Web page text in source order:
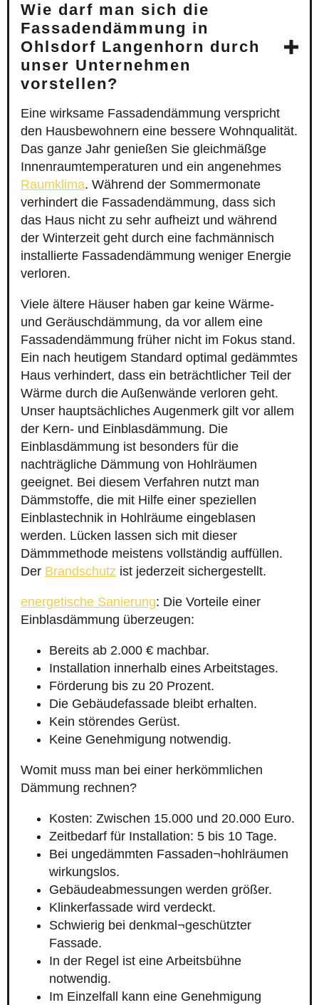
Wie darf man sich die
Fassadendämmung in
Ohlsdorf Langenhorn durch
unser Unternehmen
vorstellen?
Eine wirksame Fassadendämmung verspricht
den Hausbewohnern eine bessere Wohnqualität.
Das ganze Jahr genießen Sie gleichmäßge
Innenraumtemperaturen und ein angenehmes
Raumklima. Während der Sommermonate
verhindert die Fassadendämmung, dass sich
das Haus nicht zu sehr aufheizt und während
der Winterzeit geht durch eine fachmännisch
installierte Fassadendämmung weniger Energie
verloren.
Viele ältere Häuser haben gar keine Wärme-
und Geräuschdämmung, da vor allem eine
Fassadendämmung früher nicht im Fokus stand.
Ein nach heutigem Standard optimal gedämmtes
Haus verhindert, dass ein beträchtlicher Teil der
Wärme durch die Außenwände verloren geht.
Unser hauptsächliches Augenmerk gilt vor allem
der Kern- und Einblasdämmung. Die
Einblasdämmung ist besonders für die
nachträgliche Dämmung von Hohlräumen
geeignet. Bei diesem Verfahren nutzt man
Dämmstoffe, die mit Hilfe einer speziellen
Einblastechnik in Hohlräume eingeblasen
werden. Lücken lassen sich mit dieser
Dämmmethode meistens vollständig auffüllen.
Der Brandschutz ist jederzeit sichergestellt.
energetische Sanierung: Die Vorteile einer
Einblasdämmung überzeugen:
Bereits ab 2.000 € machbar.
Installation innerhalb eines Arbeitstages.
Förderung bis zu 20 Prozent.
Die Gebäudefassade bleibt erhalten.
Kein störendes Gerüst.
Keine Genehmigung notwendig.
Womit muss man bei einer herkömmlichen
Dämmung rechnen?
Kosten: Zwischen 15.000 und 20.000 Euro.
Zeitbedarf für Installation: 5 bis 10 Tage.
Bei ungedämmten Fassaden¬hohlräumen
wirkungslos.
Gebäudeabmessungen werden größer.
Klinkerfassade wird verdeckt.
Schwierig bei denkmal¬geschützter
Fassade.
In der Regel ist eine Arbeitsbühne
notwendig.
Im Einzelfall kann eine Genehmigung